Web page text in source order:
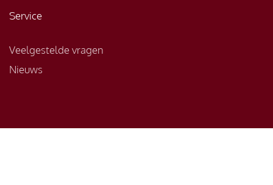
Service
Veelgestelde vragen
Nieuws